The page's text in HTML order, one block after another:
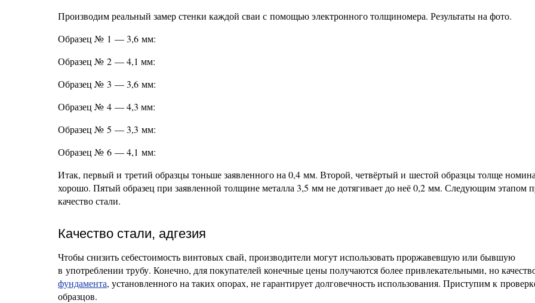
Производим реальный замер стенки каждой сваи с помощью электронного толщиномера. Результаты на фото.
Образец № 1 — 3,6 мм:
Образец № 2 — 4,1 мм:
Образец № 3 — 3,6 мм:
Образец № 4 — 4,3 мм:
Образец № 5 — 3,3 мм:
Образец № 6 — 4,1 мм:
Итак, первый и третий образцы тоньше заявленного на 0,4 мм. Второй, четвёртый и шестой образцы толще
хорошо. Пятый образец при заявленной толщине металла 3,5 мм не дотягивает до неё 0,2 мм. Следующим этапом
качество стали.
Качество стали, адгезия
Чтобы снизить себестоимость винтовых свай, производители могут использовать проржавевшую или бывшую
в употреблении трубу. Конечно, для покупателей конечные цены получаются более привлекательными, но
фундамента, установленного на таких опорах, не гарантирует долговечность использования. Приступим к
образцов.